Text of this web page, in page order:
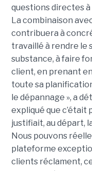
questions directes à
La combinaison
contribuera à
travaillé à rendre le
substance, à faire
client, en prenant
toute sa
le dépannage », a
expliqué que
justifiait, au départ,
Nous pouvons
plateforme
clients réclament,